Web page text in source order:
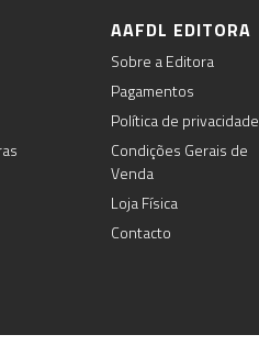
AAFDL EDITORA
Sobre a Editora
Pagamentos
Política de privacidade
Condições Gerais de
Venda
Loja Física
Contacto